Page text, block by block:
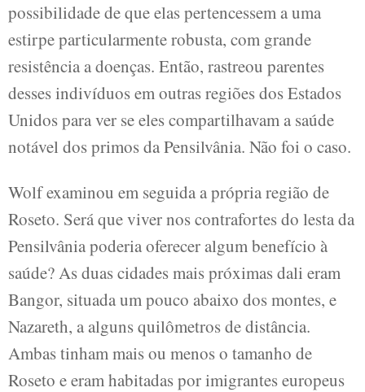
possibilidade de que elas pertencessem a uma
estirpe particularmente robusta, com grande
resistência a doenças. Então, rastreou parentes
desses indivíduos em outras regiões dos Estados
Unidos para ver se eles compartilhavam a saúde
notável dos primos da Pensilvânia. Não foi o caso.
Wolf examinou em seguida a própria região de
Roseto. Será que viver nos contrafortes do lesta da
Pensilvânia poderia oferecer algum benefício à
saúde? As duas cidades mais próximas dali eram
Bangor, situada um pouco abaixo dos montes, e
Nazareth, a alguns quilômetros de distância.
Ambas tinham mais ou menos o tamanho de
Roseto e eram habitadas por imigrantes europeus